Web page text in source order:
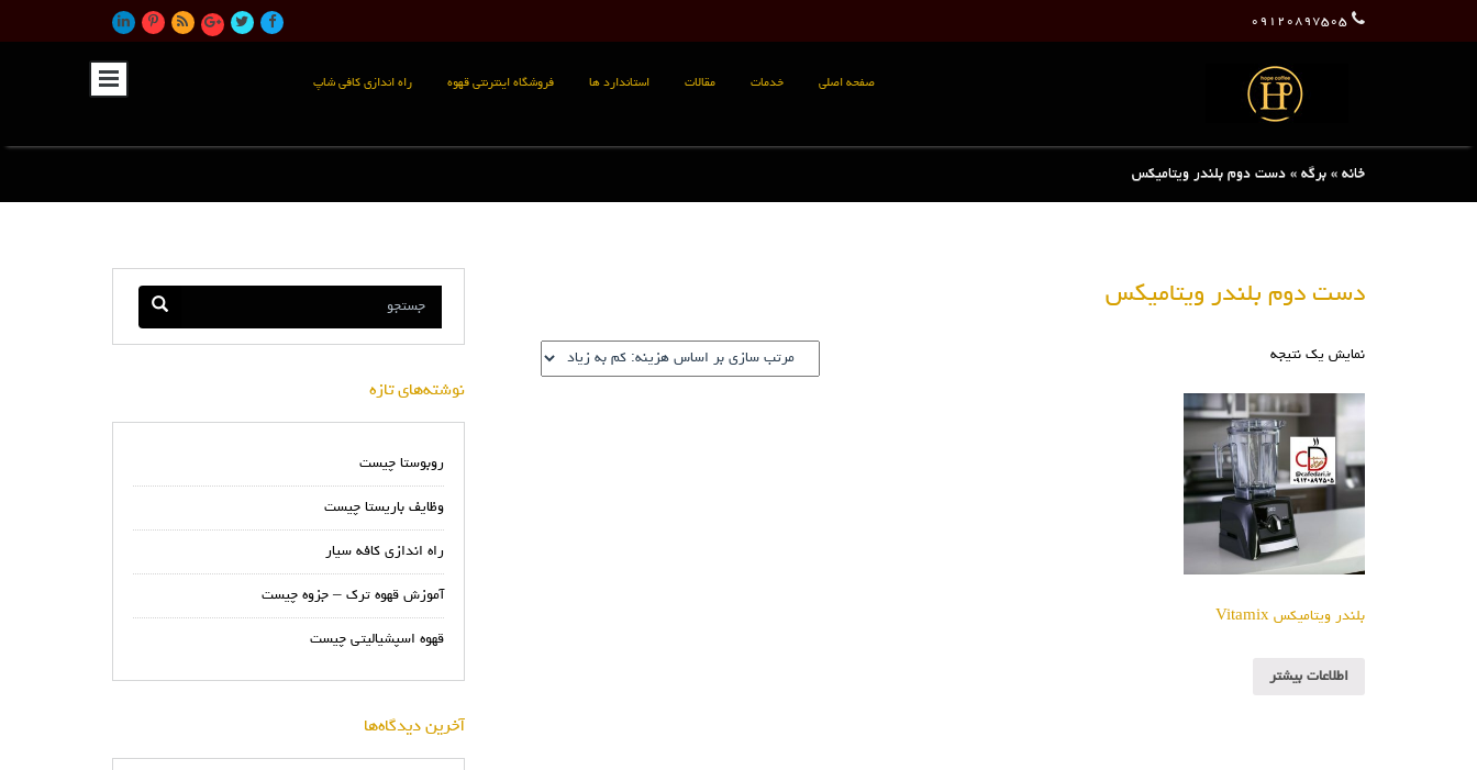
۰۹۱۲۰۸۹۷۵۰۵
صفحه اصلی خدمات مقالات استاندارد ها فروشگاه اینترنتی قهوه راه اندازی کافی شاپ
خانه » برگه » دست دوم بلندر ویتامیکس
دست دوم بلندر ویتامیکس
نمایش یک نتیجه
بلندر ویتامیکس Vitamix
اطلاعات بیشتر
نوشته‌های تازه
روبوستا چیست
وظایف باریستا چیست
راه اندازی کافه سیار
آموزش قهوه ترک – جزوه چیست
قهوه اسپشیالیتی چیست
آخرین دیدگاه‌ها